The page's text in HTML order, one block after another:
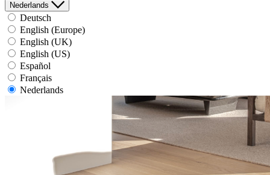
Nederlands
Deutsch
English (Europe)
English (UK)
English (US)
Español
Français
Nederlands